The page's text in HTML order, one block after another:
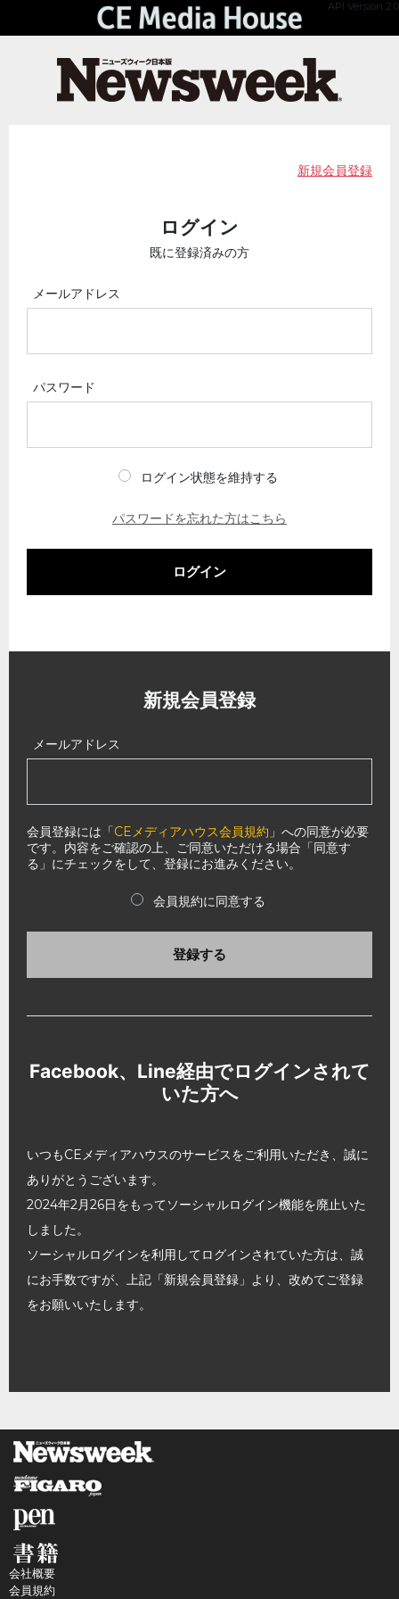
API Version 2.0
新規会員登録
ログイン
既に登録済みの方
メールアドレス
パスワード
ログイン状態を維持する
パスワードを忘れた方はこちら
ログイン
新規会員登録
メールアドレス
会員登録には「CEメディアハウス会員規約 」への同意が必要
です。内容をご確認の上、ご同意いただける場合「同意す
る」にチェックをして、登録にお進みください。
会員規約に同意する
登録する
Facebook、Line経由でログインされて
いた方へ
いつもCEメディアハウスのサービスをご利用いただき、誠に
ありがとうございます。
2024年2月26日をもってソーシャルログイン機能を廃止いた
しました。
ソーシャルログインを利用してログインされていた方は、誠
にお手数ですが、上記「新規会員登録」より、改めてご登録
をお願いいたします。
会社概要
会員規約